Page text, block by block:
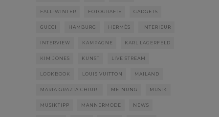
FALL-WINTER FOTOGRAFIE GADGETS
GUCCI HAMBURG HERMÈS INTERIEUR
INTERVIEW KAMPAGNE KARL LAGERFELD
KIM JONES KUNST LIVE STREAM
LOOKBOOK LOUIS VUITTON MAILAND
MARIA GRAZIA CHIURI MEINUNG MUSIK
MUSIKTIPP MÄNNERMODE NEWS